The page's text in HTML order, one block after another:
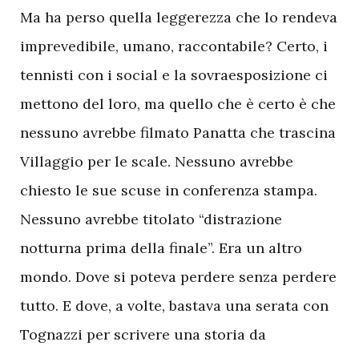
Ma ha perso quella leggerezza che lo rendeva
imprevedibile, umano, raccontabile? Certo, i
tennisti con i social e la sovraesposizione ci
mettono del loro, ma quello che è certo è che
nessuno avrebbe filmato Panatta che trascina
Villaggio per le scale. Nessuno avrebbe
chiesto le sue scuse in conferenza stampa.
Nessuno avrebbe titolato “distrazione
notturna prima della finale”. Era un altro
mondo. Dove si poteva perdere senza perdere
tutto. E dove, a volte, bastava una serata con
Tognazzi per scrivere una storia da